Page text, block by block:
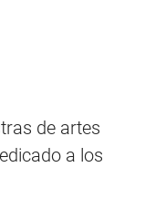
de artes
a los